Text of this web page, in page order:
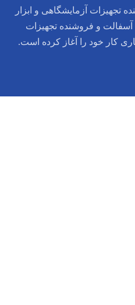
تجهیزات آزمایشگاهی و ابزار
آسفالت و فروشنده تجهیزات
کار خود را آغاز کرده است.